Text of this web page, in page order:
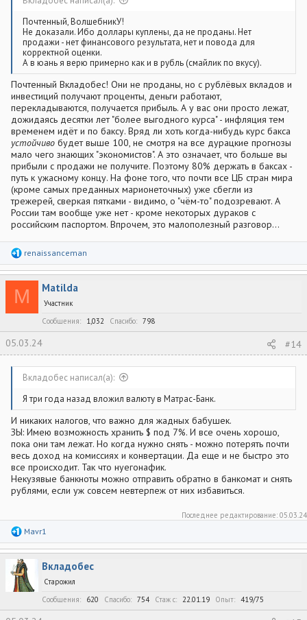
Почтенный, ВолшебникУ!
Не доказали. Ибо доллары куплены, да не проданы. Нет
продажи - нет финансового результата, нет и повода для
корректной оценки.
А в юань я верю примерно как и в рубль (смайлик по вкусу).
Почтенный Вкладобес! Они не проданы, но с рублёвых вкладов и
инвестиций получают проценты, деньги работают,
перекладываются, получается прибыль. А у вас они просто лежат,
дожидаясь десятки лет "более выгодного курса" - инфляция тем
временем идёт и по баксу. Вряд ли хоть когда-нибудь курс бакса
устойчиво будет выше 100, не смотря на все дурацкие прогнозы
мало чего знающих "экономистов". А это означает, что больше вы
прибыли с продажи не получите. Поэтому 80% держать в баксах -
путь к ужасному концу. На фоне того, что почти все ЦБ стран мира
(кроме самых преданных марионеточных) уже сбегли из
трежерей, сверкая пятками - видимо, о "чём-то" подозревают. А
России там вообще уже нет - кроме некоторых дураков с
российским паспортом. Впрочем, это малополезный разговор...
Р
а
к
ц
и
renaissanceman
M Matilda
Участник
Сообщения
1,032 Спасибо 798
05.03.24 #14
Вкладобес написал(а):
Я три года назад вложил валюту в Матрас-Банк.
И никаких налогов, что важно для жадных бабушек.
ЗЫ: Имею возможность хранить $ под 7%. И все очень хорошо,
пока они там лежат. Но когда нужно снять - можно потерять почти
весь доход на комиссиях и конвертации. Да еще и не быстро это
все происходит. Так что нуегонафик.
Некузявые банкноты можно отправить обратно в банкомат и снять
рублями, если уж совсем невтерпеж от них избавиться.
Последнее редактирование: 05.03.24
Р
а
к
ц
и
и
Mavr1
Вкладобес
Старожил
Сообщения
620 Спасибо 754 Стаж c 22.01.19 Опыт 419/75